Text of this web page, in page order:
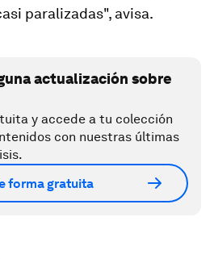
paralizadas", avisa.
actualización sobre
y accede a tu colección
con nuestras últimas
forma gratuita